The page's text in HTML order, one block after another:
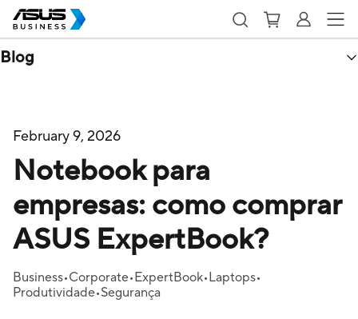
Blog
February 9, 2026
Notebook para
empresas: como comprar
ASUS ExpertBook?
Business Corporate ExpertBook Laptops
Produtividade Segurança